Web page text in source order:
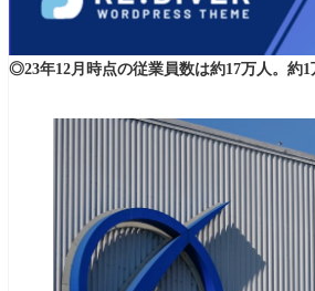
◎23年12月時点の従業員数は約17万人。約1